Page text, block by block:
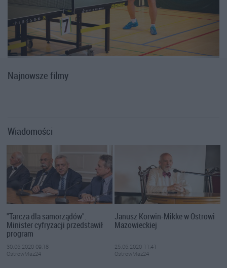
Najnowsze filmy
Wiadomości
"Tarcza dla samorządów".
Minister cyfryzacji przedstawił
program
30.06.2020 09:18
OstrowMaz24
Janusz Korwin-Mikke w Ostrowi
Mazowieckiej
25.06.2020 11:41
OstrowMaz24